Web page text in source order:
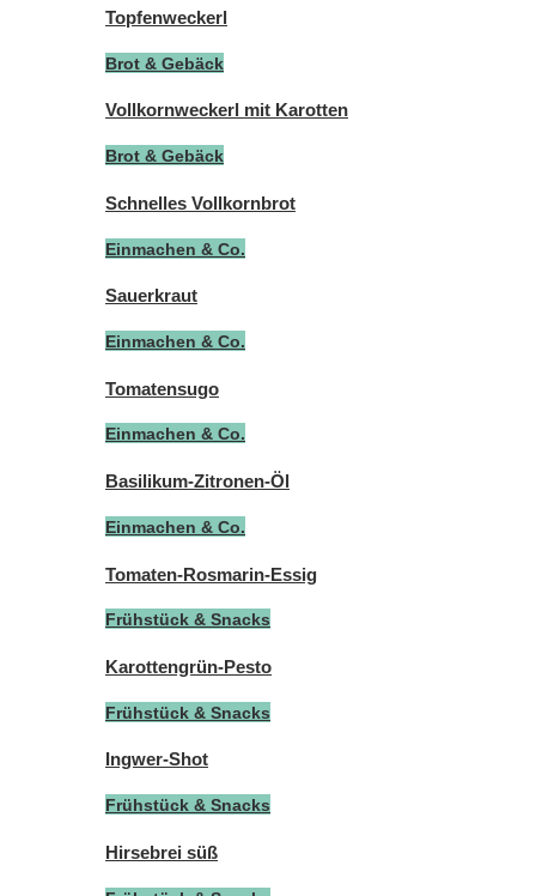
Topfenweckerl
Brot & Gebäck
Vollkornweckerl mit Karotten
Brot & Gebäck
Schnelles Vollkornbrot
Einmachen & Co.
Sauerkraut
Einmachen & Co.
Tomatensugo
Einmachen & Co.
Basilikum-Zitronen-Öl
Einmachen & Co.
Tomaten-Rosmarin-Essig
Frühstück & Snacks
Karottengrün-Pesto
Frühstück & Snacks
Ingwer-Shot
Frühstück & Snacks
Hirsebrei süß